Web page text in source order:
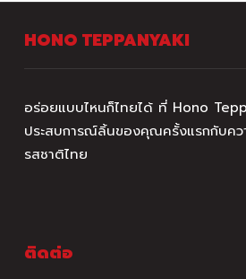
HONO TEPPANYAKI
อร่อยแบบไหนก็ไทยได้ ที่ Hono
ประสบการณ์ลิ้นของคุณครั้งแรกกับค
รสชาติไทย
ติดต่อ